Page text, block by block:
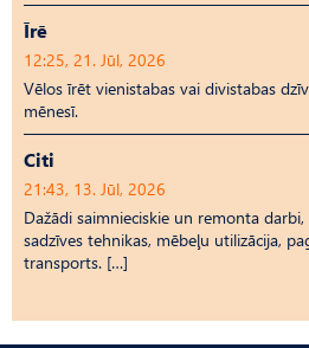
Īrē
12:25, 21. Jūl, 2026
Vēlos īrēt vienistabas vai divistabas
mēnesī.
Citi
21:43, 13. Jūl, 2026
Dažādi saimnieciskie un remonta
sadzīves tehnikas, mēbeļu utilizācija,
transports. […]